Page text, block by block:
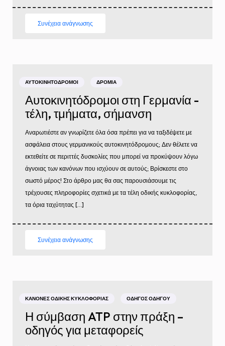
Συνέχεια ανάγνωσης
ΑΥΤΟΚΙΝΗΤΌΔΡΟΜΟΙ ΔΡΌΜΙΑ
Αυτοκινητόδρομοι στη Γερμανία -
τέλη, τμήματα, σήμανση
Αναρωτιέστε αν γνωρίζετε όλα όσα πρέπει για να ταξιδέψετε με
ασφάλεια στους γερμανικούς αυτοκινητόδρομους; Δεν θέλετε να
εκτεθείτε σε περιττές δυσκολίες που μπορεί να προκύψουν λόγω
άγνοιας των κανόνων που ισχύουν σε αυτούς; Βρίσκεστε στο
σωστό μέρος! Στο άρθρο μας θα σας παρουσιάσουμε τις
τρέχουσες πληροφορίες σχετικά με τα τέλη οδικής κυκλοφορίας,
τα όρια ταχύτητας […]
Συνέχεια ανάγνωσης
ΚΑΝΌΝΕΣ ΟΔΙΚΉΣ ΚΥΚΛΟΦΟΡΊΑΣ ΟΔΗΓΌΣ ΟΔΗΓΟΎ
Η σύμβαση ATP στην πράξη –
οδηγός για μεταφορείς